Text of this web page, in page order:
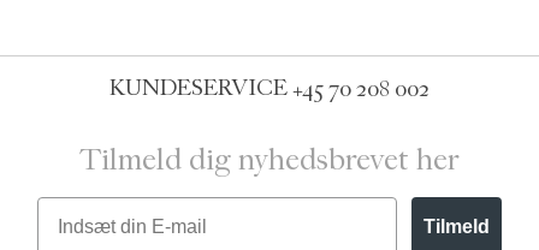
KUNDESERVICE+45 70 208 002
Tilmeld dig nyhedsbrevet her
Email
Tilmeld